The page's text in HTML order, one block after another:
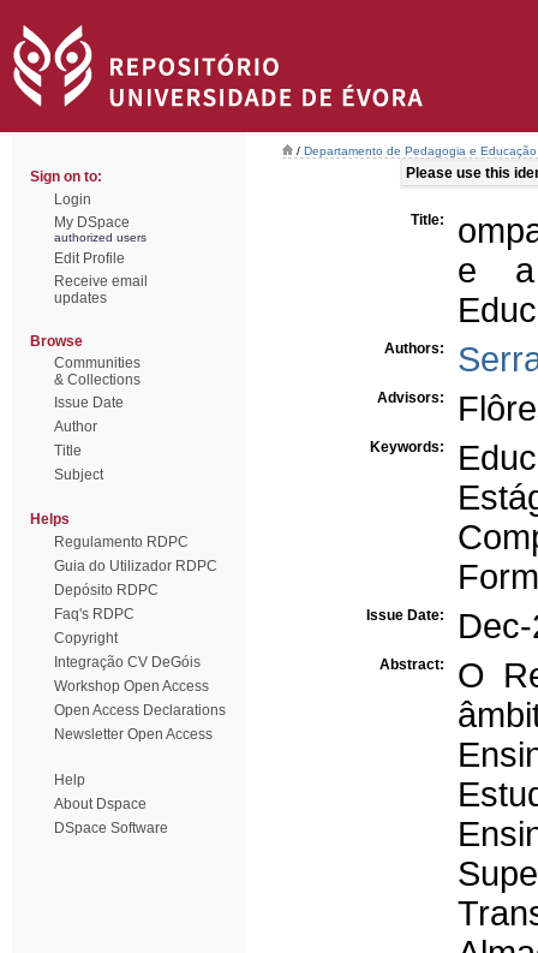
Sign on to:
Login
My DSpace
authorized users
Edit Profile
Receive email
updates
Browse
Communities
& Collections
Issue Date
Author
Title
Subject
Helps
Regulamento RDPC
Guia do Utilizador RDPC
Depósito RDPC
Faq's RDPC
Copyright
Integração CV DeGóis
Workshop Open Access
Open Access Declarations
Newsletter Open Access
Help
About Dspace
DSpace Software
/ Departamento de Pedagogia e Educação
Please use this
Title:
e a
Authors:
Advisors:
Keywords:
Issue Date:
Abstract:
O